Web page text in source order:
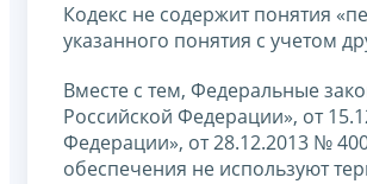
Кодекс не содержит понятия
указанного понятия с учетом
Вместе с тем, Федеральные
Российской Федерации», от
Федерации», от 28.12.2013 №
обеспечения не используют